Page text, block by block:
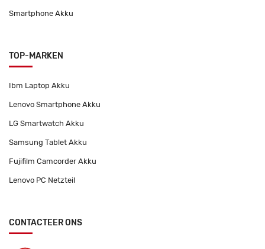
Smartphone Akku
TOP-MARKEN
Ibm Laptop Akku
Lenovo Smartphone Akku
LG Smartwatch Akku
Samsung Tablet Akku
Fujifilm Camcorder Akku
Lenovo PC Netzteil
CONTACTEER ONS